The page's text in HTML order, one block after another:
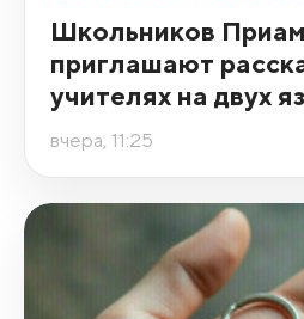
Школьников
приглашают
учителях на двух
вчера, 11:25